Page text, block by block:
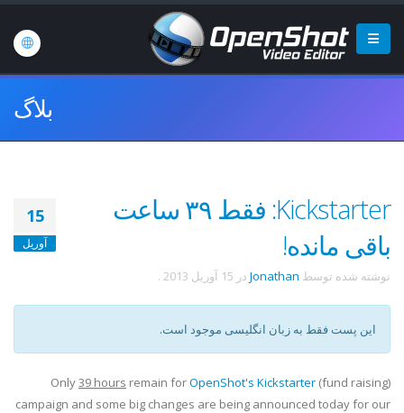
بلاگ
15
آوریل
Kickstarter: فقط ۳۹ ساعت
باقی مانده!
نوشته شده توسط Jonathan در 15 آوریل 2013 .
این پست فقط به زبان انگلیسی موجود است.
Only39 hours remain forOpenShot's Kickstarter (fund raising)
campaign and some big changes are being announced today for our